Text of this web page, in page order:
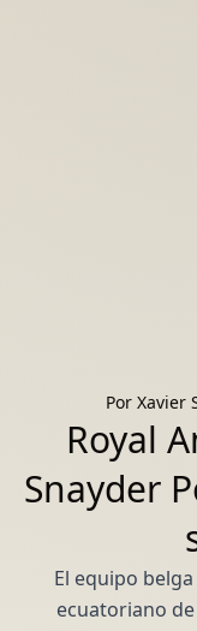
Por Xavier
Royal
Snayder
El equipo
ecuatoriano de